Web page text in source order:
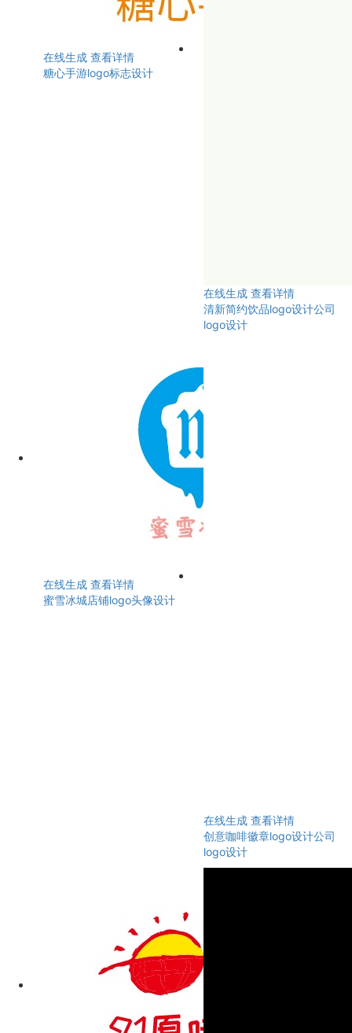
在线生成 查看详情
糖心手游logo标志设计
在线生成 查看详情
清新简约饮品logo设计公司
logo设计
在线生成 查看详情
蜜雪冰城店铺logo头像设计
在线生成 查看详情
创意咖啡徽章logo设计公司
logo设计